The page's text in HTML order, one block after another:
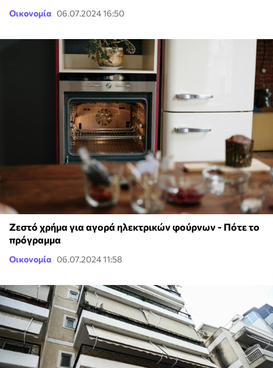
Οικονομία 06.07.2024 16:50
Ζεστό χρήμα για αγορά ηλεκτρικών φούρνων - Πότε το
πρόγραμμα
Οικονομία 06.07.2024 11:58